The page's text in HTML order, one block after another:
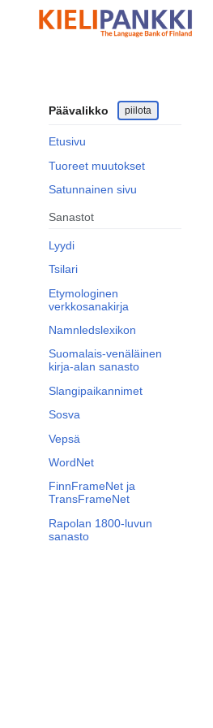
sisältöön
Päävalikko piilota
Etusivu
Tuoreet muutokset
Satunnainen sivu
Sanastot
Lyydi
Tsilari
Etymologinen
verkkosanakirja
Namnledslexikon
Suomalais-venäläinen
kirja-alan sanasto
Slangipaikannimet
Sosva
Vepsä
WordNet
FinnFrameNet ja
TransFrameNet
Rapolan 1800-luvun
sanasto